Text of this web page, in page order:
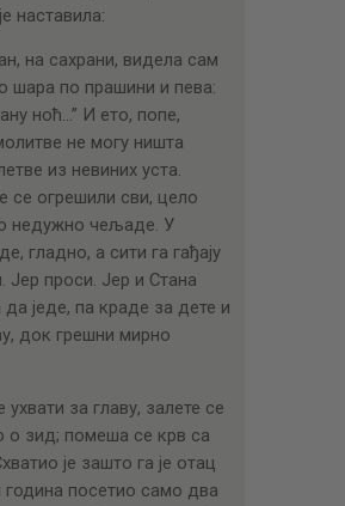
наставила:
на сахрани, видела сам
шара по прашини и пева:
ноћ…” И ето, попе,
не могу ништа
из невиних уста.
се огрешили сви, цело
недужно чељаде. У
гладно, а сити га гађају
проси. Јер и Стана
једе, па краде за дете и
док грешни мирно
за главу, залете се
о зид; помеша се крв са
је зашто га је отац
посетио само два